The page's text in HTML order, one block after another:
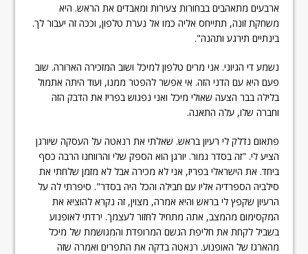
ארבעים מתאהבים בבחורות צעירות ומאבדים את הראש. היא
משחקת זונה, תתייחס אליה כמו אל נערת טלפון, וככה זה יעבור לך.
בינתיים תירגע ותהנה".
נשמע די הגיוני. אני מרים טלפון למיכל ושוב המזכירה הארורה. שוב
פעם היא עם הדני הזה. אי אפשר להפטר ממנו, ועוד היתה אתמול
בלילה בבר הצעה שאולי מיכל ואני נפגוש בפריז את הדבק הזה
וחברה שלו, עלה התאנה.
פתאום נדלק לי רעיון בראש. שאלתי את רנאטה על העסקה שיורגן
הציע לי. "זה בסדר גמור. יורגן הוא הספק שלי והרווחנו הרבה כסף
ביחד. את הישראלי בפריז, אני לא מכירה אבל לא מזמן שלחתי את
סילביה הספרדיה אליו עם חבילה והכל היה בסדר". סיפרתי לה על
הרעיון שקפץ לי בראש והיא אמרה, מצוין, זה נקרא להוציא את
המקסימום מהמצב, אתה מתחיל לחזור לעצמך. ירדתי לאופנוע
בשביל לקחת את חליפת הגשם המרופדת והמגושמת של מיכל
מהארגז של האופנוע. רנאטה בדקה את התפרים ואמרה שזה